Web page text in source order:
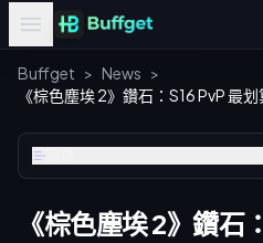
Buffget > News >
《棕色塵埃 2》鑽石：S16 PvP 最
《棕色塵埃 2》鑽石